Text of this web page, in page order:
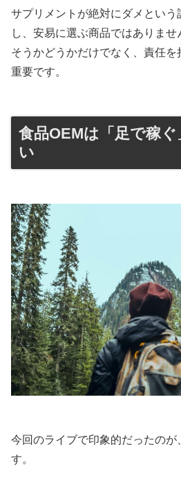
サプリメントが絶対にダメとい
し、安易に選ぶ商品ではありま
そうかどうかだけでなく、責任
重要です。
食品OEMは「足で稼
い
今回のライブで印象的だったの
す。